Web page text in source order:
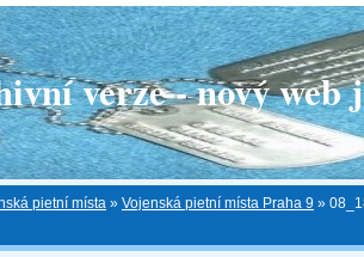
verze - nový web
pietní místa » Vojenská pietní místa Praha 9 »